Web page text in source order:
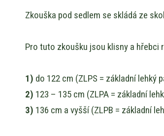
Zkouška pod sedlem se skládá ze
Pro tuto zkoušku jsou klisny a hřebci
1) do 122 cm (ZLPS = základní lehký
2) 123 – 135 cm (ZLPA = základní
3) 136 cm a vyšší (ZLPB = základní